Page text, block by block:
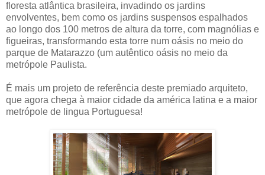
floresta atlântica brasileira, invadindo os jardins
envolventes, bem como os jardins suspensos espalhados
ao longo dos 100 metros de altura da torre, com magnólias e
figueiras, transformando esta torre num oásis no meio do
parque de Matarazzo (um autêntico oásis no meio da
metrópole Paulista.
É mais um projeto de referência deste premiado arquiteto,
que agora chega à maior cidade da américa latina e a maior
metrópole de lingua Portuguesa!